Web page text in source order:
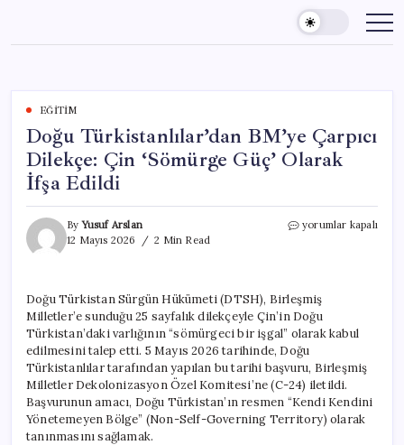
content
EĞITIM
Doğu Türkistanlılar’dan BM’ye Çarpıcı
Dilekçe: Çin ‘Sömürge Güç’ Olarak
İfşa Edildi
ByYusuf Arslan
12 Mayıs 2026
2 Min Read
Doğu
Çin
‘Sömürge
Güç’
Olarak
İfşa
Edildi
için
yorumlar kapalı
Doğu Türkistan Sürgün Hükümeti (DTSH), Birleşmiş
Milletler’e sunduğu 25 sayfalık dilekçeyle Çin’in Doğu
Türkistan’daki varlığının “sömürgeci bir işgal” olarak kabul
edilmesini talep etti. 5 Mayıs 2026 tarihinde, Doğu
Türkistanlılar tarafından yapılan bu tarihi başvuru, Birleşmiş
Milletler Dekolonizasyon Özel Komitesi’ne (C-24) iletildi.
Başvurunun amacı, Doğu Türkistan’ın resmen “Kendi Kendini
Yönetemeyen Bölge” (Non-Self-Governing Territory) olarak
tanınmasını sağlamak.